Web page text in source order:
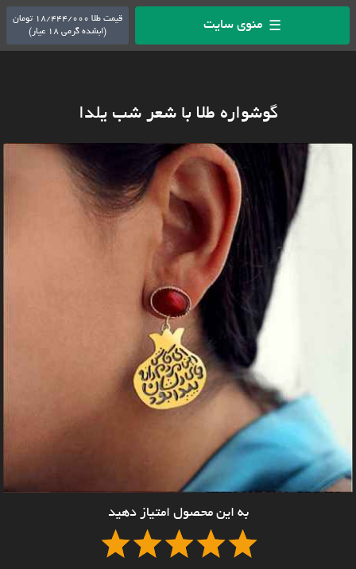
☰ منوی سایت
قیمت طلا 18/444/000 تومان
(ابشده گرمی 18 عیار)
گوشواره طلا با شعر شب یلدا
به این محصول امتیاز دهید